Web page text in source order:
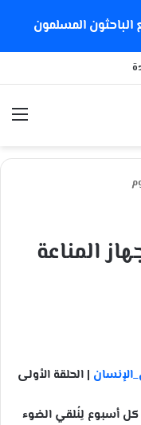
الباحثون المسلمون
المناعة
| الحلقة الأولى
أسبوع لِنُلقي الضوء